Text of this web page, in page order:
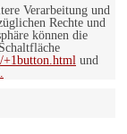
Verarbeitung und
Rechte und
können die
und